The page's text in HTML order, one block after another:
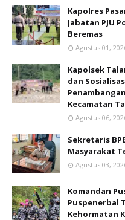
Kapolres
Jabatan PJU
Beremas
Agustus 01,
Kapolsek
dan
Kecamatan
Agustus 06,
Sekretaris
Masyarakat
Agustus 03,
Komandan
Puspenerbal
Kehormatan